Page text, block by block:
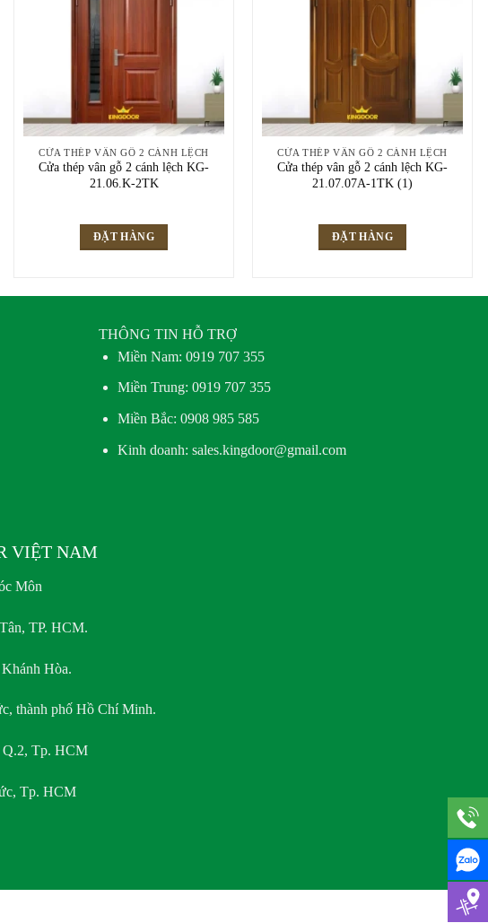
CỬA THÉP VÂN GỖ 2 CÁNH LỆCH
Cửa thép vân gỗ 2 cánh lệch KG-
21.06.K-2TK
ĐẶT HÀNG
CỬA THÉP VÂN GỖ 2 CÁNH LỆCH
Cửa thép vân gỗ 2 cánh lệch KG-
21.07.07A-1TK (1)
ĐẶT HÀNG
THÔNG TIN HỖ TRỢ
Miền Nam:0919 707 355
Miền Trung:0919 707 355
Miền Bắc:0908 985 585
Kinh doanh: sales.kingdoor@gmail.com
VIỆT NAM
Môn
TP. HCM.
Hòa.
thành phố Hồ Chí Minh.
Tp. HCM
Tp. HCM